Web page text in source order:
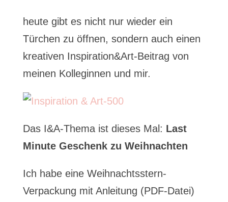
heute gibt es nicht nur wieder ein
Türchen zu öffnen, sondern auch einen
kreativen Inspiration&Art-Beitrag von
meinen Kolleginnen und mir.
Das I&A-Thema ist dieses Mal: Last
Minute Geschenk zu Weihnachten
Ich habe eine Weihnachtsstern-
Verpackung mit Anleitung (PDF-Datei)